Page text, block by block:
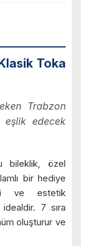
Toka
Trabzon
eşlik edecek
bileklik, özel
bir hediye
ve estetik
7 sıra
oluşturur ve